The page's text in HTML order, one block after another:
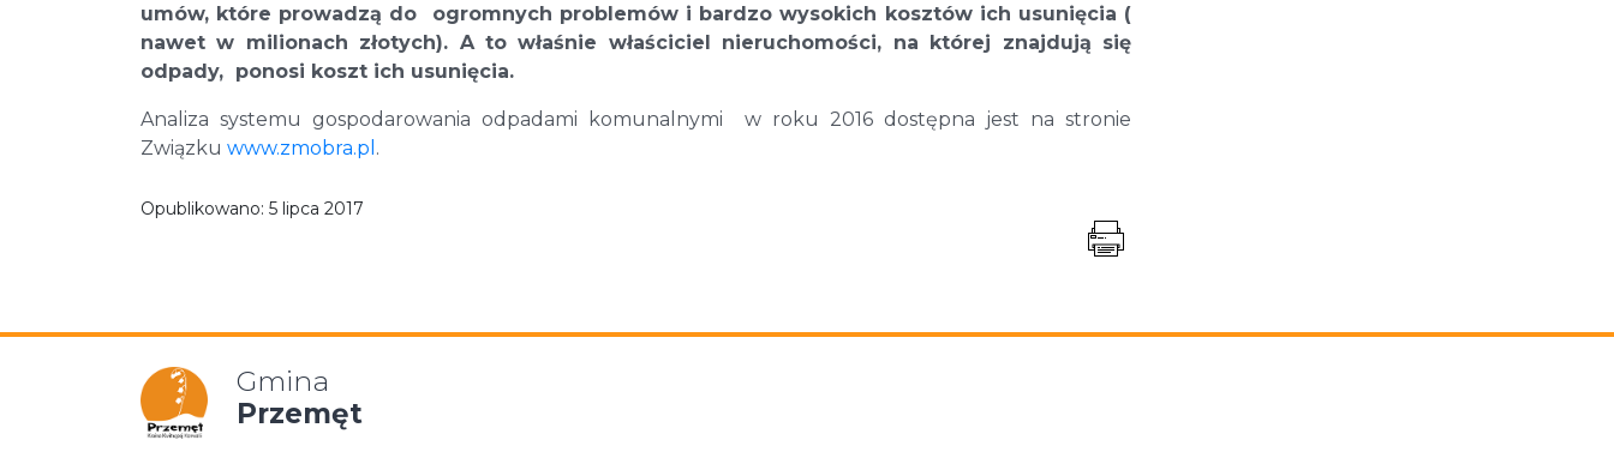
umów, które prowadzą do ogromnych problemów i bardzo wysokich kosztów ich usunięcia (
nawet w milionach złotych). A to właśnie właściciel nieruchomości, na której znajdują się
odpady, ponosi koszt ich usunięcia.
Analiza systemu gospodarowania odpadami komunalnymi w roku 2016 dostępna jest na stronie
Związku www.zmobra.pl .
Opublikowano: 5 lipca 2017
Gmina
Przemęt